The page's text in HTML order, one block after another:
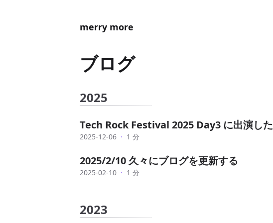
merry more
ブログ
2025
Tech Rock Festival 2025 Day3 に出演した
2025-12-06 · 1 分
2025/2/10 久々にブログを更新する
2025-02-10 · 1 分
2023